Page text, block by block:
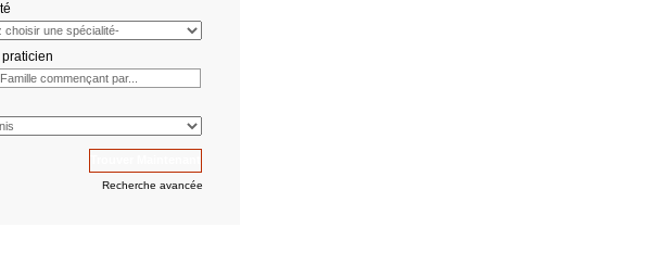
praticien
Recherche avancée